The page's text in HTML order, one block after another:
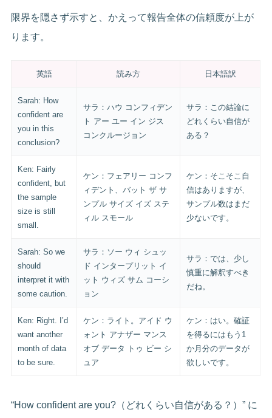
限界を隠さず示すと、かえって報告全体の信頼度が上が
ります。
英語 読み方 日本語訳
Sarah: How
confident are
you in this
conclusion?
サラ：ハウ コンフィデン
ト アー ユー イン ジス
コンクルージョン
サラ：この結論に
どれくらい自信が
ある？
Ken: Fairly
confident, but
the sample
size is still
small.
ケン：フェアリー コンフ
ィデント、バット ザ サ
ンプル サイズ イズ ステ
ィル スモール
ケン：そこそこ自
信はありますが、
サンプル数はまだ
少ないです。
Sarah: So we
should
interpret it with
some caution.
サラ：ソー ウィ シュッ
ド インタープリット イ
ット ウィズ サム コーシ
ョン
サラ：では、少し
慎重に解釈すべき
だね。
Ken: Right. I’d
want another
month of data
to be sure.
ケン：ライト。アイド ウ
ォント アナザー マンス
オブ データ トゥ ビー シ
ュア
ケン：はい。確証
を得るにはもう1
か月分のデータが
欲しいです。
“How confident are you?（どれくらい自信がある？）” に